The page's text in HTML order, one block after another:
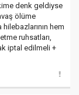
denk geldiyse
ölüme
hem
ruhsatları,
iptal edilmeli +